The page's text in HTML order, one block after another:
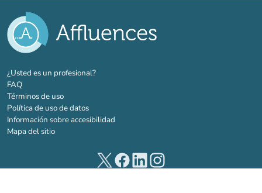
¿Usted es un profesional?(nueva pestaña)
FAQ
Términos de uso
Política de uso de datos
Información sobre accesibilidad
Mapa del sitio
(nueva pestaña)
(nueva pestaña)
(nueva pestaña)